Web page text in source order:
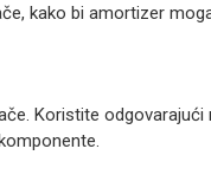
kako bi amortizer
Koristite